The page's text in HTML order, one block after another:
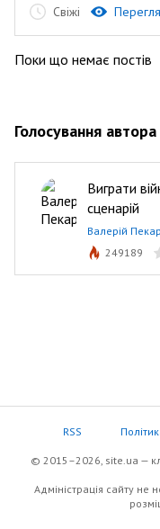
Свіжі
Поки що немає постів
Голосування автора
Виграти
сценарій
Валерій Пекар
249189
RSS
© 2015–2026, site.ua —
Адміністрація сайту не